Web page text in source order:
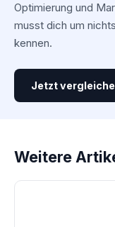
Optimierung und
musst dich um
kennen.
Jetzt
Weitere